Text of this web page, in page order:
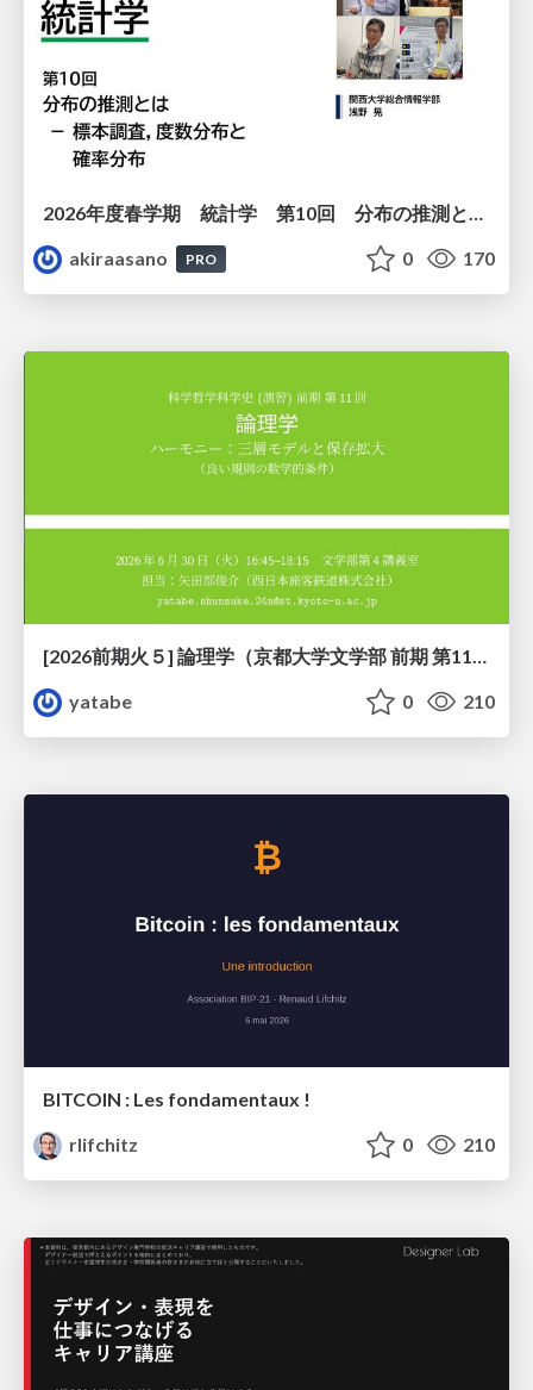
akiraasano
PRO 0 170
[2026前期火５] 論理学（京都大学文学部 前期 第11回）「ハーモニー：三層モデルと保存拡大」
yatabe
0 210
BITCOIN : Les fondamentaux !
rlifchitz
0 210